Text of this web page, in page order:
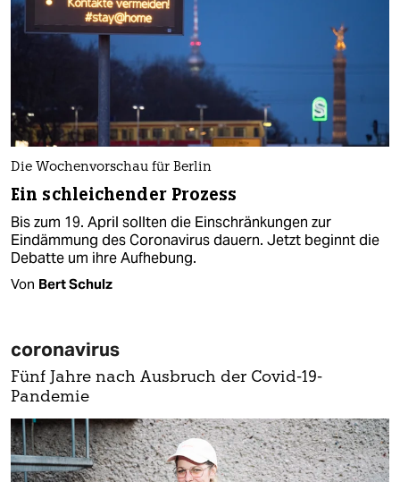
Die Wochenvorschau für Berlin
Ein schleichender Prozess
Bis zum 19. April sollten die Einschränkungen zur
Eindämmung des Coronavirus dauern. Jetzt beginnt die
Debatte um ihre Aufhebung.
Von Bert Schulz
coronavirus
Fünf Jahre nach Ausbruch der Covid-19-
Pandemie